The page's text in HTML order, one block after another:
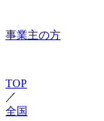
事業主の方
TOP
／
全国